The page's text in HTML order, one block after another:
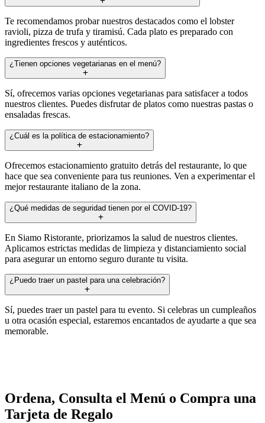
Te recomendamos probar nuestros destacados como el lobster
ravioli, pizza de trufa y tiramisú. Cada plato es preparado con
ingredientes frescos y auténticos.
¿Tienen opciones vegetarianas en el menú?
Sí, ofrecemos varias opciones vegetarianas para satisfacer a todos
nuestros clientes. Puedes disfrutar de platos como nuestras pastas o
ensaladas frescas.
¿Cuál es la política de estacionamiento?
Ofrecemos estacionamiento gratuito detrás del restaurante, lo que
hace que sea conveniente para tus reuniones. Ven a experimentar el
mejor restaurante italiano de la zona.
¿Qué medidas de seguridad tienen por el COVID-19?
En Siamo Ristorante, priorizamos la salud de nuestros clientes.
Aplicamos estrictas medidas de limpieza y distanciamiento social
para asegurar un entorno seguro durante tu visita.
¿Puedo traer un pastel para una celebración?
Sí, puedes traer un pastel para tu evento. Si celebras un cumpleaños
u otra ocasión especial, estaremos encantados de ayudarte a que sea
memorable.
Ordena, Consulta el Menú o Compra una
Tarjeta de Regalo